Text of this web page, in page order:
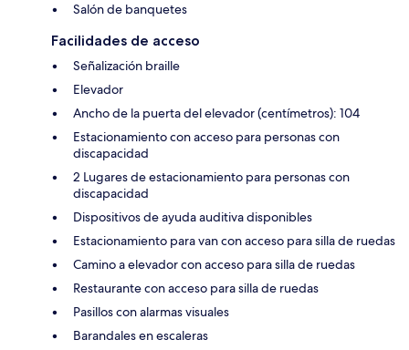
Salón de banquetes
Facilidades de acceso
Señalización braille
Elevador
Ancho de la puerta del elevador (centímetros): 104
Estacionamiento con acceso para personas con
discapacidad
2 Lugares de estacionamiento para personas con
discapacidad
Dispositivos de ayuda auditiva disponibles
Estacionamiento para van con acceso para silla de ruedas
Camino a elevador con acceso para silla de ruedas
Restaurante con acceso para silla de ruedas
Pasillos con alarmas visuales
Barandales en escaleras